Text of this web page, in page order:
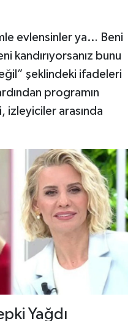
evlensinler ya… Beni
kandırıyorsanız bunu
şeklindeki ifadeleri
programın
izleyiciler arasında
Yağdı